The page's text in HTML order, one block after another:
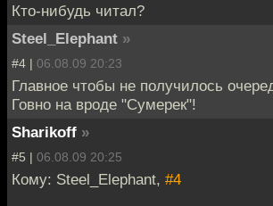
Кто-нибудь читал?
Steel_Elephant »
#4 | 06.08.09 20:23
Главное чтобы не получилось
Говно на вроде "Сумерек"!
Sharikoff »
#5 | 06.08.09 20:25
Кому: Steel_Elephant, #4